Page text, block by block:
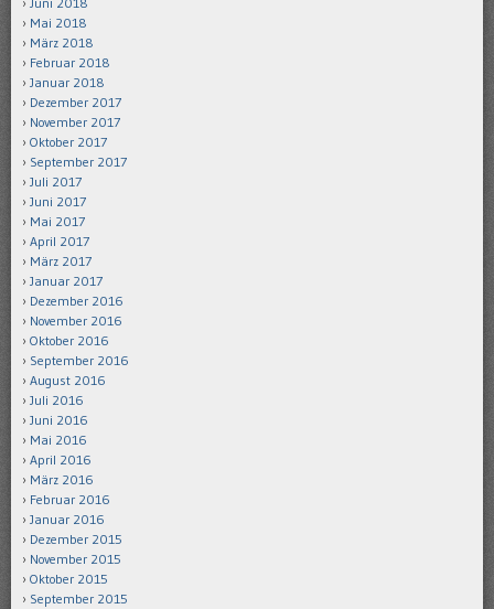
Mai 2018
März 2018
Februar 2018
Januar 2018
Dezember 2017
November 2017
Oktober 2017
September 2017
Juli 2017
Juni 2017
Mai 2017
April 2017
März 2017
Januar 2017
Dezember 2016
November 2016
Oktober 2016
September 2016
August 2016
Juli 2016
Juni 2016
Mai 2016
April 2016
März 2016
Februar 2016
Januar 2016
Dezember 2015
November 2015
Oktober 2015
September 2015